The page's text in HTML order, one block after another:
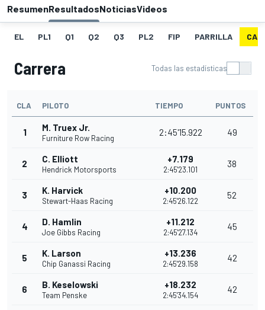
ResumenResultadosNoticiasVideos
EL PL1 Q1 Q2 Q3 PL2 FIP PARRILLA
Carrera Todas las estadísticas
CLA PILOTO TIEMPO PUNTOS
1 M. Truex Jr.
Furniture Row Racing
2:45'15.922 49
2 C. Elliott
Hendrick Motorsports
+7.179
2:45'23.101
38
3 K. Harvick
Stewart-Haas Racing
+10.200
2:45'26.122
52
4 D. Hamlin
Joe Gibbs Racing
+11.212
2:45'27.134
45
5 K. Larson
Chip Ganassi Racing
+13.236
2:45'29.158
42
6 B. Keselowski
Team Penske
+18.232
2:45'34.154
42